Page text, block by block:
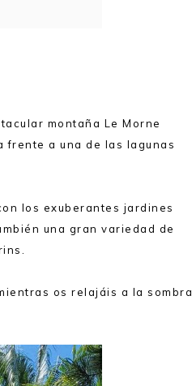
montaña Le Morne
frente a una de las lagunas
los exuberantes jardines
una gran variedad de
os relajáis a la sombra